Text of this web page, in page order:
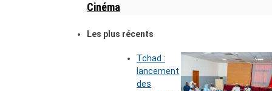
Cinéma
Les plus récents
Tchad :
lancement
des